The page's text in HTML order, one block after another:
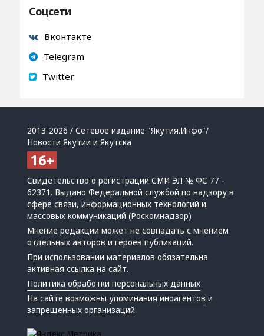
Соцсети
Вконтакте
Telegram
Twitter
2013-2026 / Сетевое издание "Якутия.Инфо"/
Новости Якутии и Якутска
Свидетельство о регистрации СМИ ЭЛ № ФС 77 -
62371. Выдано Федеральной службой по надзору в
сфере связи, информационных технологий и
массовых коммуникаций (Роскомнадзор)
Мнение редакции может не совпадать с мнением
отдельных авторов и героев публикаций.
При использовании материалов обязательна
активная ссылка на сайт.
Политика обработки персональных данных
На сайте возможны упоминанияиноагентов и
запрещенных организаций